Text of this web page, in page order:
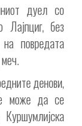
дуел со
без
повредата
денови,
може да се